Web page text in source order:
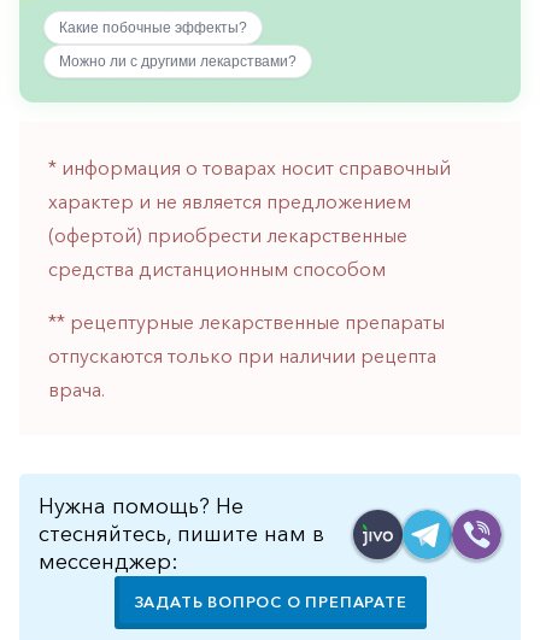
Пульмонология
Сердечные
Урология
Ухо-
горло-
нос
Хирургия
Щитовидная
железа
Какие побочные эффекты?
Можно ли с другими лекарствами?
* информация о товарах носит справочный
характер и не является предложением
(офертой) приобрести лекарственные
средства дистанционным способом
** рецептурные лекарственные препараты
отпускаются только при наличии рецепта
врача.
Нужна помощь? Не
стесняйтесь, пишите нам в
мессенджер:
ЗАДАТЬ ВОПРОС О ПРЕПАРАТЕ